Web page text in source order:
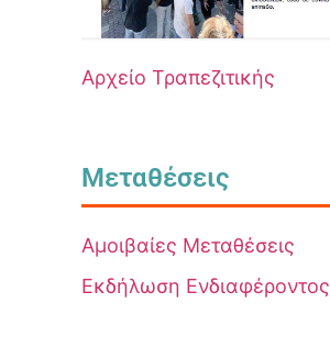
Αρχείο Τραπεζιτικής
Μεταθέσεις
Αμοιβαίες Μεταθέσεις
Εκδήλωση Ενδιαφέροντος